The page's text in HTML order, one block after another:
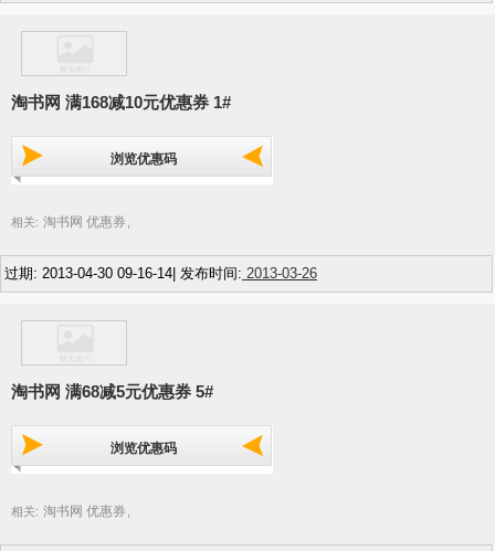
淘书网 满168减10元优惠券 1#
浏览优惠码
相关: 淘书网 优惠券
过期: 2013-04-30 09-16-14| 发布时间: 2013-03-26
淘书网 满68减5元优惠券 5#
浏览优惠码
相关: 淘书网 优惠券